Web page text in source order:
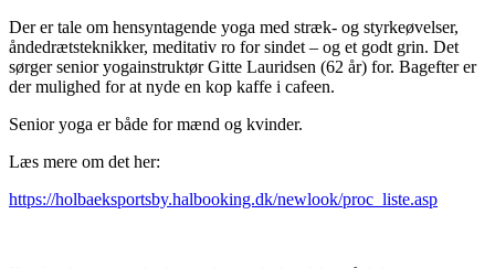
Der er tale om hensyntagende yoga med stræk- og styrkeøvelser,
åndedrætsteknikker, meditativ ro for sindet – og et godt grin. Det
sørger senior yogainstruktør Gitte Lauridsen (62 år) for. Bagefter er
der mulighed for at nyde en kop kaffe i cafeen.
Senior yoga er både for mænd og kvinder.
Læs mere om det her:
https://holbaeksportsby.halbooking.dk/newlook/proc_liste.asp